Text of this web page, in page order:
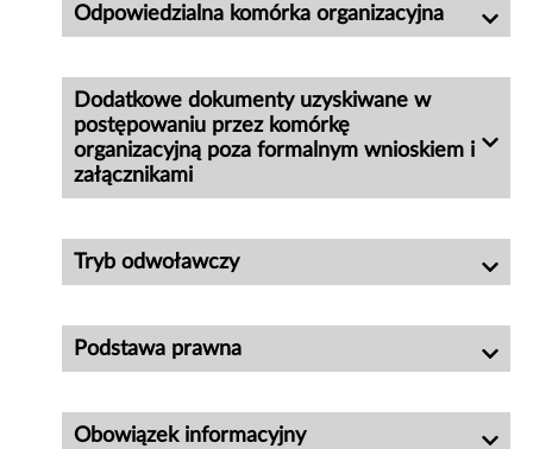
Odpowiedzialna komórka organizacyjna
Dodatkowe dokumenty uzyskiwane w
postępowaniu przez komórkę
organizacyjną poza formalnym wnioskiem i
załącznikami
Tryb odwoławczy
Podstawa prawna
Obowiązek informacyjny